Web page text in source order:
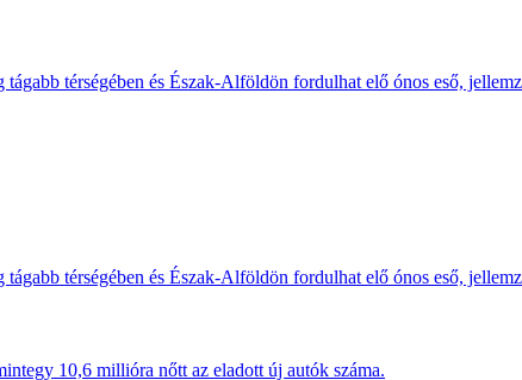
térségében és Észak-Alföldön fordulhat elő ónos eső,
térségében és Észak-Alföldön fordulhat elő ónos eső,
10,6 millióra nőtt az eladott új autók száma.